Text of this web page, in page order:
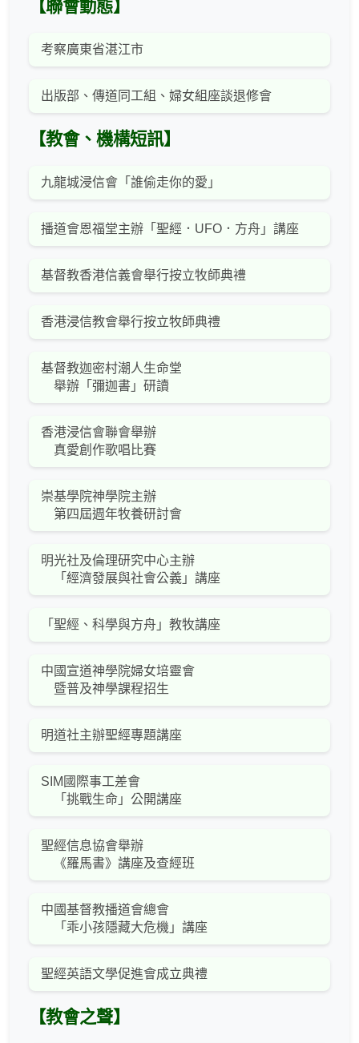
【聯會動態】
考察廣東省湛江市
出版部、傳道同工組、婦女組座談退修會
【教會、機構短訊】
九龍城浸信會「誰偷走你的愛」
播道會恩福堂主辦「聖經．UFO．方舟」講座
基督教香港信義會舉行按立牧師典禮
香港浸信教會舉行按立牧師典禮
基督教迦密村潮人生命堂
舉辦「彌迦書」研讀
香港浸信會聯會舉辦
真愛創作歌唱比賽
崇基學院神學院主辦
第四屆週年牧養研討會
明光社及倫理研究中心主辦
「經濟發展與社會公義」講座
「聖經、科學與方舟」教牧講座
中國宣道神學院婦女培靈會
暨普及神學課程招生
明道社主辦聖經專題講座
SIM國際事工差會
「挑戰生命」公開講座
聖經信息協會舉辦
《羅馬書》講座及查經班
中國基督教播道會總會
「乖小孩隱藏大危機」講座
聖經英語文學促進會成立典禮
【教會之聲】